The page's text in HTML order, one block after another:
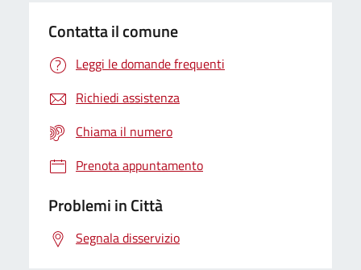
Contatta il comune
Leggi le domande frequenti
Richiedi assistenza
Chiama il numero
Prenota appuntamento
Problemi in Città
Segnala disservizio